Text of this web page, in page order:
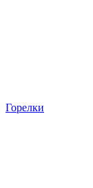
Горелки